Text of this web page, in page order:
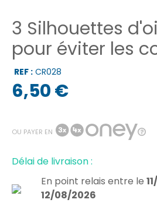
3 Silhouettes
pour éviter les
REF : CR028
6,50 €
OU PAYER EN
Délai de livraison :
En point relais entre le
12/08/2026